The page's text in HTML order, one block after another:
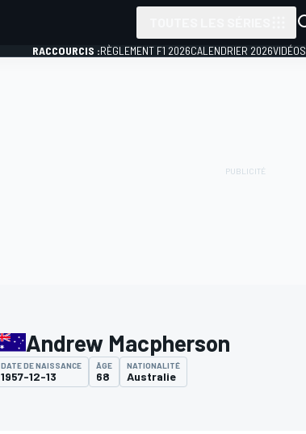
RACCOURCIS :RÈGLEMENT F1 2026CALENDRIER 2026VIDÉOS
Andrew Macpherson
DATE DE NAISSANCE
1957-12-13
ÂGE
68
NATIONALITÉ
Australie